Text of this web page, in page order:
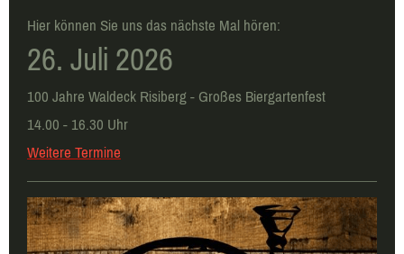
Hier können Sie uns das nächste Mal hören:
26. Juli 2026
100 Jahre Waldeck Risiberg - Großes Biergartenfest
14.00 - 16.30 Uhr
Weitere Termine